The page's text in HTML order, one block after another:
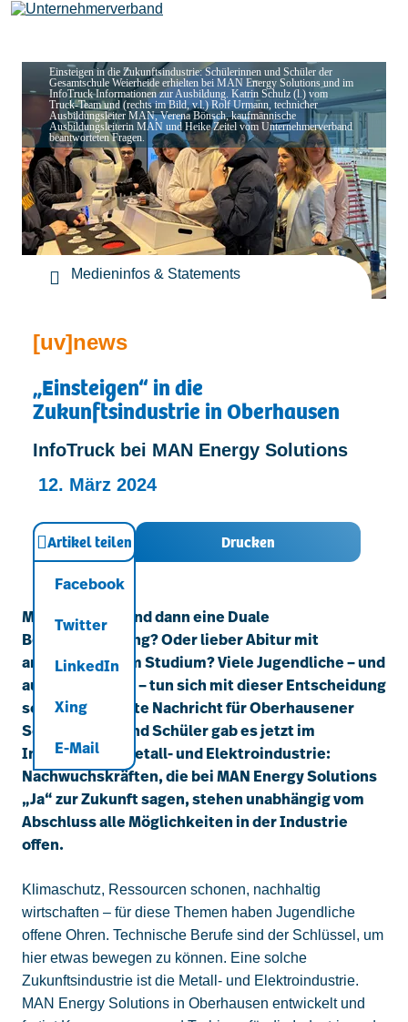
Leistungen
Mitglieder
[uv]campus | Seminare
Verband
Kontakt
Einsteigen in die Zukunftsindustrie: Schülerinnen und Schüler der
Gesamtschule Weierheide erhielten bei MAN Energy Solutions und im
InfoTruck Informationen zur Ausbildung. Katrin Schulz (l.) vom
Truck-Team und (rechts im Bild, v.l.) Rolf Urmann, technicher
Ausbildungsleiter MAN, Verena Bönsch, kaufmännische
Ausbildungsleiterin MAN und Heike Zeitel vom Unternehmerverband
beantworteten Fragen.
Medieninfos & Statements
[uv]news
„Einsteigen“ in die
Zukunftsindustrie in Oberhausen
InfoTruck bei MAN Energy Solutions
12. März 2024
Artikel teilen
Facebook
Twitter
LinkedIn
Xing
E-Mail
Drucken
Mittlere Reife und dann eine Duale
Berufsausbildung? Oder lieber Abitur mit
anschließendem Studium? Viele Jugendliche – und
auch ihre Eltern – tun sich mit dieser Entscheidung
schwer. Eine gute Nachricht für Oberhausener
Schülerinnen und Schüler gab es jetzt im
InfoTruck der Metall- und Elektroindustrie:
Nachwuchskräften, die bei MAN Energy Solutions
„Ja“ zur Zukunft sagen, stehen unabhängig vom
Abschluss alle Möglichkeiten in der Industrie
offen.
Klimaschutz, Ressourcen schonen, nachhaltig
wirtschaften – für diese Themen haben Jugendliche
offene Ohren. Technische Berufe sind der Schlüssel, um
hier etwas bewegen zu können. Eine solche
Zukunftsindustrie ist die Metall- und Elektroindustrie.
MAN Energy Solutions in Oberhausen entwickelt und